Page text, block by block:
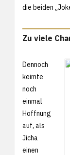
die beiden
Zu viele
Dennoch
keimte
noch
einmal
Hoffnung
auf, als
Jicha
einen